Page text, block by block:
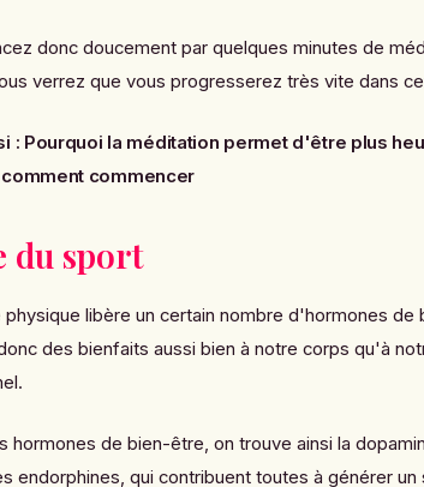
donc doucement par quelques minutes de
verrez que vous progresserez très vite dans
: Pourquoi la méditation permet d'être plus
commencer
du sport
physique libère un certain nombre d'hormones de
des bienfaits aussi bien à notre corps qu'à
hormones de bien-être, on trouve ainsi la
endorphines, qui contribuent toutes à générer